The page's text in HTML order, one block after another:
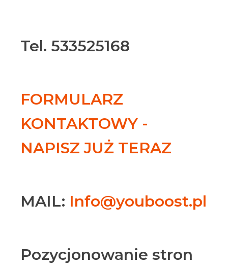
Tel. 533525168
FORMULARZ
KONTAKTOWY -
NAPISZ JUŻ TERAZ
MAIL: Info@youboost.pl
Pozycjonowanie stron